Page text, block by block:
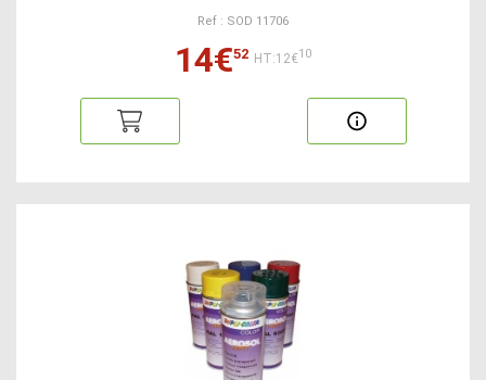
Ref : SOD 11706
14€52 HT:12€10